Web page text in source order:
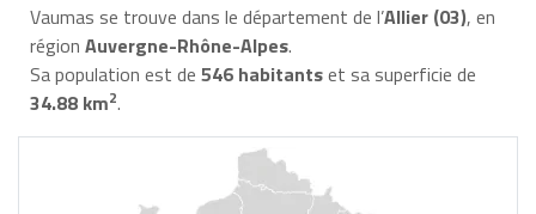
Vaumas se trouve dans le département de l’Allier (03), en
région Auvergne-Rhône-Alpes.
Sa population est de 546 habitantset sa superficie de
34.88 km2.